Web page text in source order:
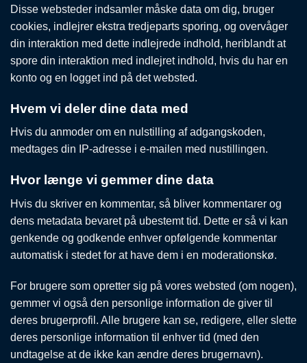
Disse websteder indsamler måske data om dig, bruger
cookies, indlejrer ekstra tredjeparts sporing, og overvåger
din interaktion med dette indlejrede indhold, heriblandt at
spore din interaktion med indlejret indhold, hvis du har en
konto og en logget ind på det websted.
Hvem vi deler dine data med
Hvis du anmoder om en nulstilling af adgangskoden,
medtages din IP-adresse i e-mailen med nustillingen.
Hvor længe vi gemmer dine data
Hvis du skriver en kommentar, så bliver kommentarer og
dens metadata bevaret på ubestemt tid. Dette er så vi kan
genkende og godkende enhver opfølgende kommentar
automatisk i stedet for at have dem i en moderationskø.
For brugere som opretter sig på vores websted (om nogen),
gemmer vi også den personlige information de giver til
deres brugerprofil. Alle brugere kan se, redigere, eller slette
deres personlige information til enhver tid (med den
undtagelse at de ikke kan ændre deres brugernavn).